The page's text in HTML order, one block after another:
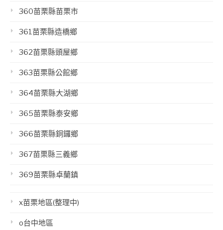
360苗栗縣苗栗市
361苗栗縣造橋鄉
362苗栗縣頭屋鄉
363苗栗縣公館鄉
364苗栗縣大湖鄉
365苗栗縣泰安鄉
366苗栗縣銅鑼鄉
367苗栗縣三義鄉
369苗栗縣卓蘭鎮
x苗栗地區(整理中)
o台中地區